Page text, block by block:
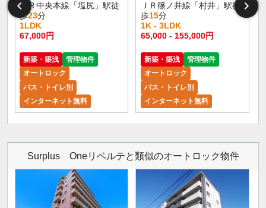
ＪＲ中央本線「塩尻」駅徒
歩23分
1LDK
67,000円
新築・築浅
管理物件
オートロック
バス・トイレ別
インターネット無料
ＪＲ篠ノ井線「村井」駅徒
歩15分
1K - 3LDK
65,000 - 155,000円
新築・築浅
管理物件
オートロック
バス・トイレ別
インターネット無料
Surplus Oneリベルテと類似のオートロック物件